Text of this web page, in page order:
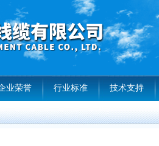
业荣誉 行业标准 技术支持